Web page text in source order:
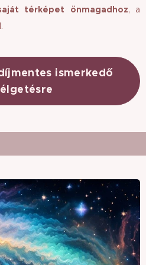
térképet önmagadhoz, a
ismerkedő